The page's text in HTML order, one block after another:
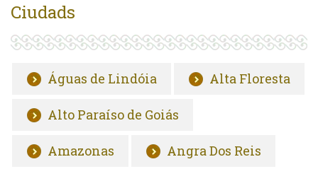
Ciudads
Águas de Lindóia Alta Floresta
Alto Paraíso de Goiás
Amazonas Angra Dos Reis